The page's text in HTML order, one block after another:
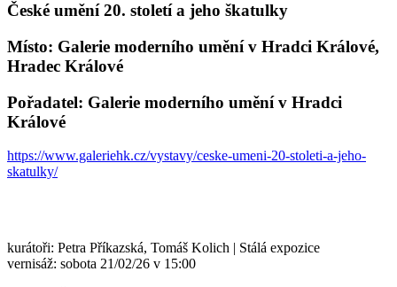
České umění 20. století a jeho škatulky
Místo: Galerie moderního umění v Hradci Králové,
Hradec Králové
Pořadatel: Galerie moderního umění v Hradci
Králové
https://www.galeriehk.cz/vystavy/ceske-umeni-20-stoleti-a-jeho-
skatulky/
kurátoři: Petra Příkazská, Tomáš Kolich | Stálá expozice
vernisáž: sobota 21/02/26 v 15:00